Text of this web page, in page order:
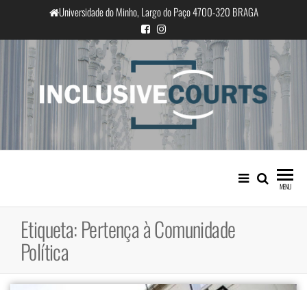
o
conteúdo
Universidade do Minho, Largo do Paço 4700-320 BRAGA
InclusiveCourts
Igualdade e diferença cultural na
prática judicial portuguesa
MENU
Etiqueta:Pertença à Comunidade
Política